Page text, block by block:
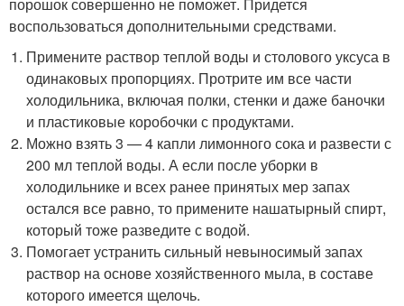
воспользоваться дополнительными средствами.
Примените раствор теплой воды и столового уксуса в
одинаковых пропорциях. Протрите им все части
холодильника, включая полки, стенки и даже баночки
и пластиковые коробочки с продуктами.
Можно взять 3 — 4 капли лимонного сока и развести с
200 мл теплой воды. А если после уборки в
холодильнике и всех ранее принятых мер запах
остался все равно, то примените нашатырный спирт,
который тоже разведите с водой.
Помогает устранить сильный невыносимый запах
раствор на основе хозяйственного мыла, в составе
которого имеется щелочь.